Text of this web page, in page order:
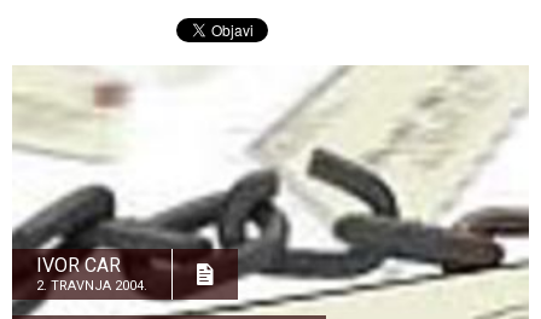
IVOR CAR
2. TRAVNJA 2004.